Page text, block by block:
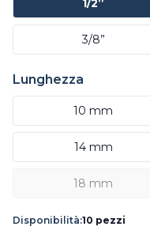
1/2”
3/8”
Lunghezza
10 mm
14 mm
18 mm
Disponibilità:10 pezzi